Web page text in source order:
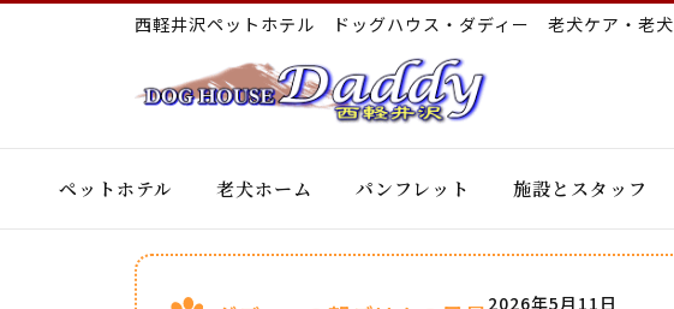
西軽井沢ペットホテル ドッグハウス・ダディー 老犬ケア・老
ペットホテル 老犬ホーム パンフレット 施設とスタッフ
2026年5月11日